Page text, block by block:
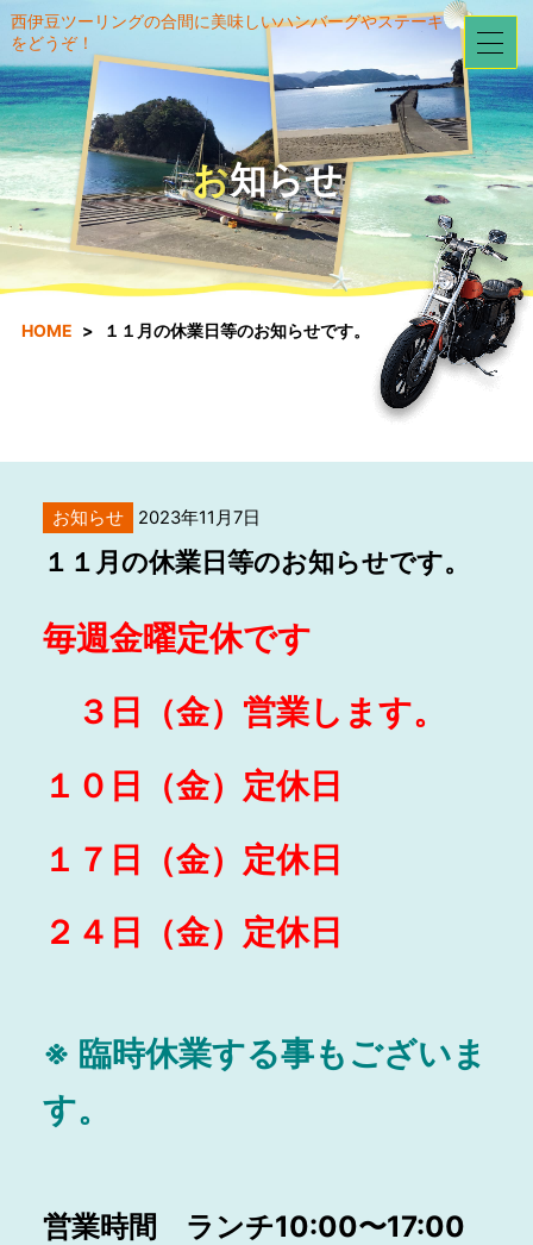
西伊豆ツーリングの合間に美味しいハンバーグやステーキ
をどうぞ！
お知らせ
HOME １１月の休業日等のお知らせです。
お知らせ 2023年11月7日
１１月の休業日等のお知らせです。
毎週金曜定休です
３日（金）営業します。
１０日（金）定休日
１７日（金）定休日
２４日（金）定休日
※ 臨時休業する事もございま
す。
営業時間 ランチ10:00〜17:00